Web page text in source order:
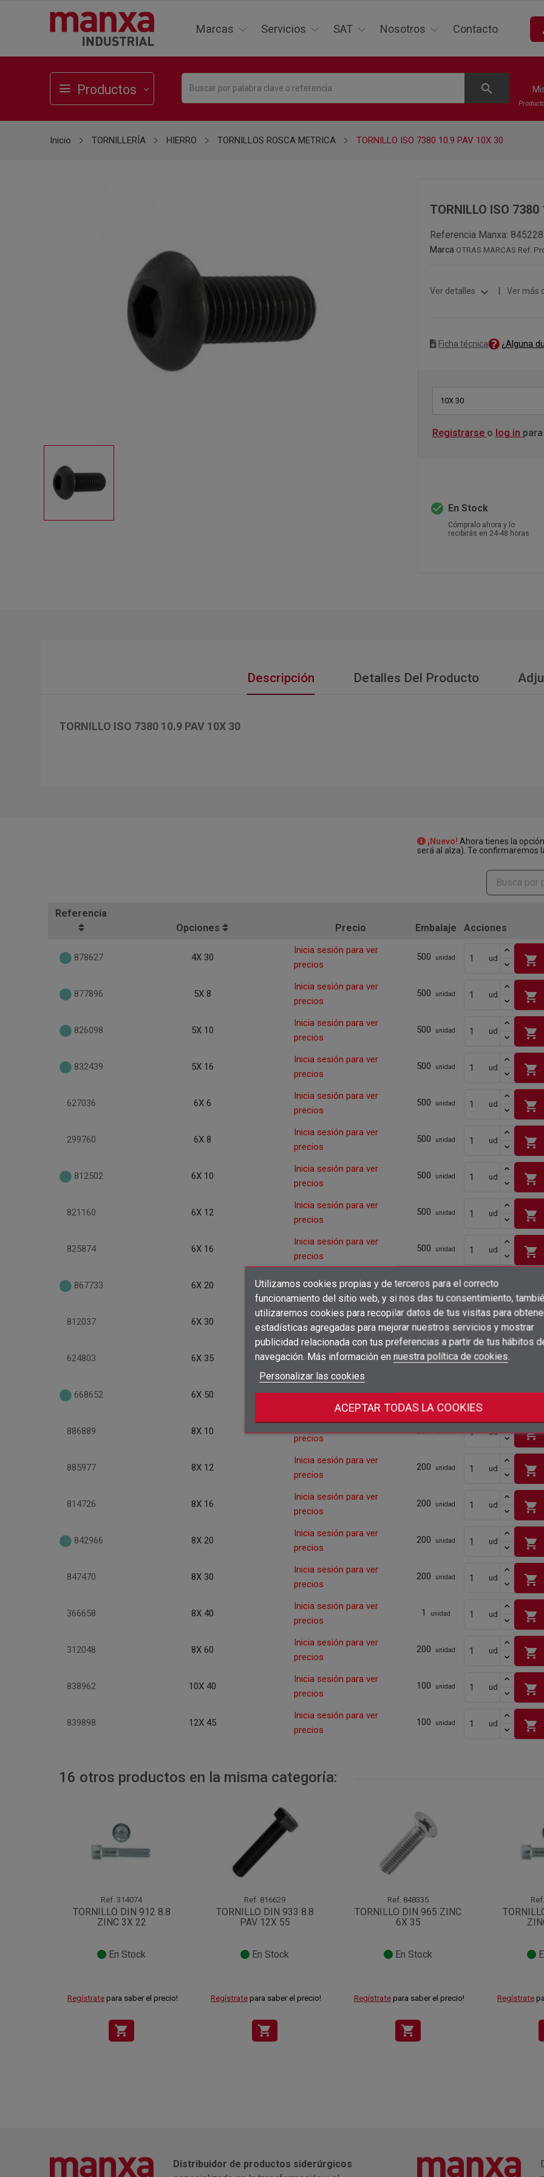
Añadir a la lista de deseos×
add_circle_outline
Crear lista de deseos ×
Nombre de la lista de deseos
Crear lista de deseos
Iniciar sesión ×
Debe iniciar sesión para guardar productos en su lista de deseos.
Marcas Servicios SAT Nosotros Contacto
Productos search
Utilizamos cookies propias y de terceros para el correcto
funcionamiento del sitio web, y si nos das tu consentimiento,
utilizaremos cookies para recopilar datos de tus visitas para
estadísticas agregadas para mejorar nuestros servicios y mostrar
publicidad relacionada con tus preferencias a partir de tus hábitos
navegación. Más información en nuestra política de cookies.
Personalizar las cookies
ACEPTAR TODAS LA COOKIES
Inicio TORNILLERÍA HIERRO TORNILLOS ROSCA METRICA TORNILLO ISO 7380 10.9 PAV 10X 30
TORNILLO ISO
Referencia Manxa: 845228
Marca OTRAS MARCAS Ref.
Ver detalles expand_more Ver más
Ficha técnica ¿Alguna
10X 30
Registrarse o log in
check_circle En Stock
Cómpralo ahora y lo
recibirás en 24-48 horas
Descripción Detalles Del Producto
TORNILLO ISO 7380 10.9 PAV 10X 30
¡Nuevo! Ahora tienes la
será al alza). Te confirmaremos
Referencia
Opciones
Precio Embalaje Acciones
878627 4X 30
Inicia sesión para ver
precios
500 unidad ud shopping_cart
877896 5X 8
Inicia sesión para ver
precios
500 unidad ud shopping_cart
826098 5X 10
Inicia sesión para ver
precios
500 unidad ud shopping_cart
832439 5X 16
Inicia sesión para ver
precios
500 unidad ud shopping_cart
627036 6X 6
Inicia sesión para ver
precios
500 unidad ud shopping_cart
299760 6X 8
Inicia sesión para ver
precios
500 unidad ud shopping_cart
812502 6X 10
Inicia sesión para ver
precios
500 unidad ud shopping_cart
821160 6X 12
Inicia sesión para ver
precios
500 unidad ud shopping_cart
825874 6X 16
Inicia sesión para ver
precios
500 unidad ud shopping_cart
867733 6X 20
Inicia sesión para ver
precios
500 unidad ud
812037 6X 30
Inicia sesión para ver
precios
unidad shopping_cart
624803 6X 35
Inicia sesión para ver
200 unidad ud
668652 6X 50 200 ud shopping_cart
886889 8X 10
Inicia sesión para ver
precios
200 unidad ud shopping_cart
885977 8X 12
Inicia sesión para ver
precios
200 unidad ud shopping_cart
814726 8X 16
Inicia sesión para ver
precios
200 unidad ud shopping_cart
842966 8X 20
Inicia sesión para ver
precios
200 unidad ud shopping_cart
847470 8X 30
Inicia sesión para ver
precios
200 unidad ud shopping_cart
366658 8X 40
Inicia sesión para ver
precios
1 unidad ud shopping_cart
312048 8X 60
Inicia sesión para ver
precios
200 unidad ud shopping_cart
838962 10X 40
Inicia sesión para ver
precios
100 unidad ud shopping_cart
839898 12X 45
Inicia sesión para ver
precios
100 unidad ud shopping_cart
16 otros productos en la misma categoría:
Ref. 314074
TORNILLO DIN 912 8.8
ZINC 3X 22
En Stock
Regístrate para saber el precio!
shopping_cart
Ref. 816629
TORNILLO DIN 933 8.8
PAV 12X 55
En Stock
Regístrate para saber el precio!
shopping_cart
Ref. 848335
TORNILLO DIN 965 ZINC
6X 35
En Stock
Regístrate para saber el precio!
shopping_cart
Ref.
Regístrate
Distribuidor de productos siderúrgicos